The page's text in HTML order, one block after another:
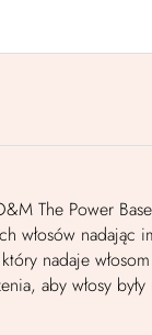
The Power
nadając
nadaje
aby włosy